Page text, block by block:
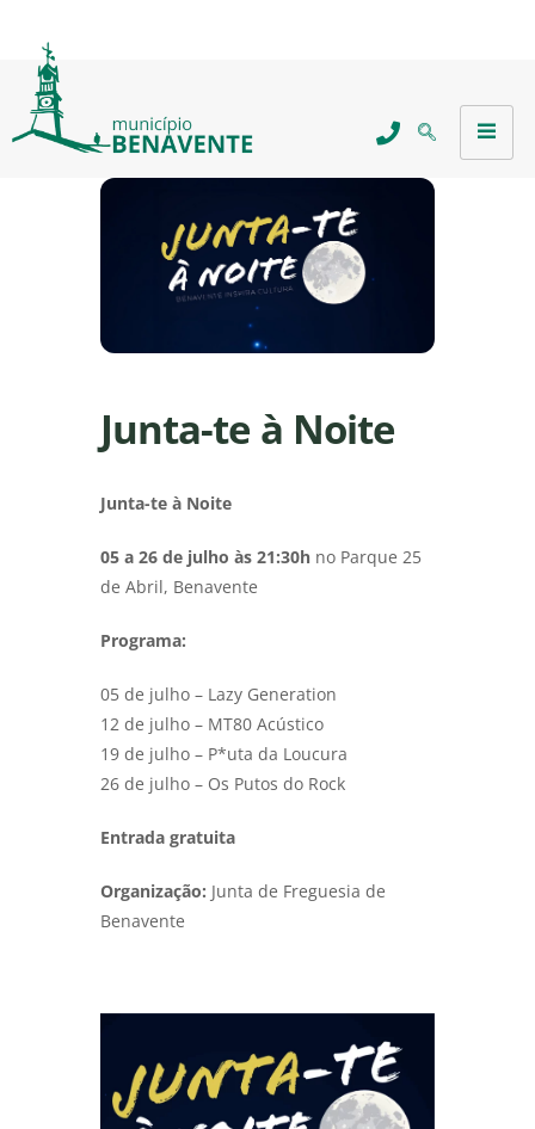
Junta-te à Noite
Junta-te à Noite
05 a 26 de julho às 21:30h no Parque 25
de Abril, Benavente
Programa:
05 de julho – Lazy Generation
12 de julho – MT80 Acústico
19 de julho – P*uta da Loucura
26 de julho – Os Putos do Rock
Entrada gratuita
Organização: Junta de Freguesia de
Benavente